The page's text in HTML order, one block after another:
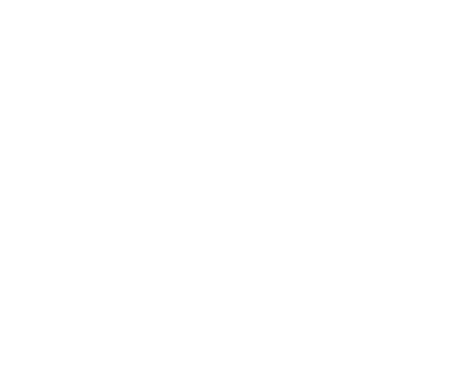
incaltaminte, coafuri, tunsori, desene de colorat, poze cu modele de manichiuri!❤️